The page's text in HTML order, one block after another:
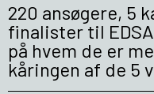
220 ansøgere, 5
finalister til
på hvem de er
kåringen af de 5